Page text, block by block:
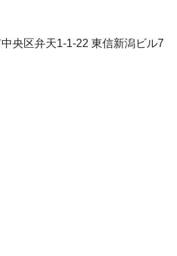
央区弁天1-1-22 東信新潟ビル7